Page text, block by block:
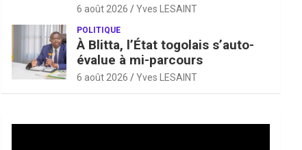
6 août 2026 Yves LESAINT
POLITIQUE
À Blitta, l’État togolais s’auto-
évalue à mi-parcours
6 août 2026 Yves LESAINT